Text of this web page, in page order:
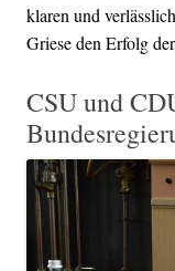
klaren und
Griese den Erfolg
CSU und